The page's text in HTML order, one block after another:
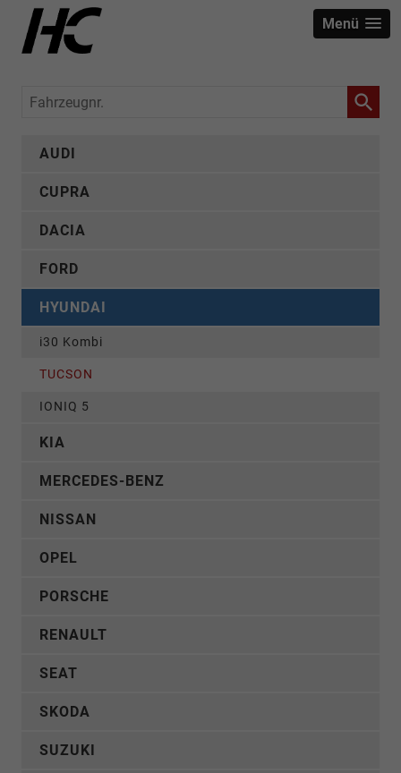
Menü
Fahrzeugnr.
AUDI
CUPRA
DACIA
FORD
HYUNDAI
i30 Kombi
TUCSON
IONIQ 5
KIA
MERCEDES-BENZ
NISSAN
OPEL
PORSCHE
RENAULT
SEAT
SKODA
SUZUKI